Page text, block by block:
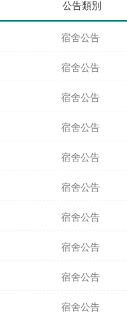
公告類別
宿舍公告
宿舍公告
宿舍公告
宿舍公告
宿舍公告
宿舍公告
宿舍公告
宿舍公告
宿舍公告
宿舍公告